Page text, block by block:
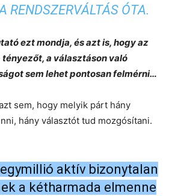
RENDSZERVÁLTÁS ÓTA.
ezt mondja, és azt is, hogy az
a választáson való
sem lehet pontosan felmérni…
sem, hogy melyik párt hány
hány választót tud mozgósítani.
aktív bizonytalan
a kétharmada elmenne